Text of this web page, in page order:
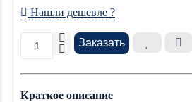
Нашли дешевле ?
Заказать
Краткое описание